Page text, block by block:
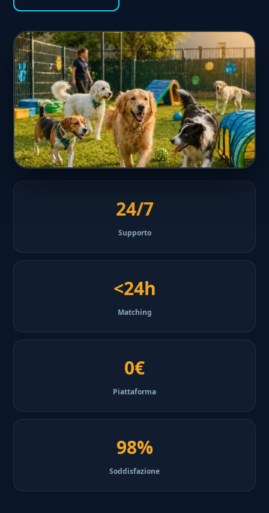
24/7
Supporto
<24h
Matching
0€
Piattaforma
98%
Soddisfazione